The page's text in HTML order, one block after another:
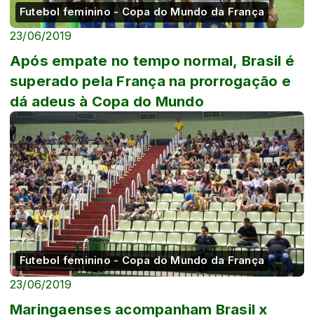
Futebol feminino - Copa do Mundo da França
23/06/2019
Após empate no tempo normal, Brasil é
superado pela França na prorrogação e
dá adeus à Copa do Mundo
Futebol feminino - Copa do Mundo da França
23/06/2019
Maringaenses acompanham Brasil x